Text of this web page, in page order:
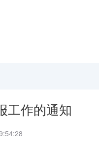
工作的通知